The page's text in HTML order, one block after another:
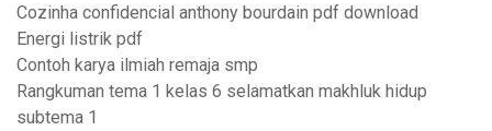
Cozinha confidencial anthony bourdain pdf download
Energi listrik pdf
Contoh karya ilmiah remaja smp
Rangkuman tema 1 kelas 6 selamatkan makhluk hidup
subtema 1